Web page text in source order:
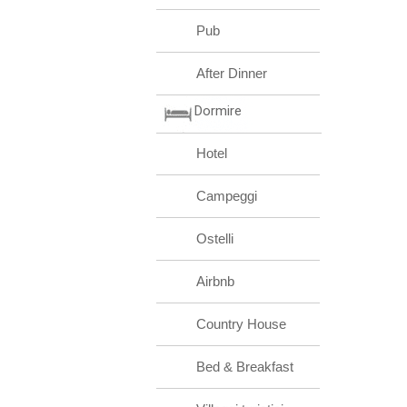
Pub
After Dinner
Dormire
Hotel
Campeggi
Ostelli
Airbnb
Country House
Bed & Breakfast